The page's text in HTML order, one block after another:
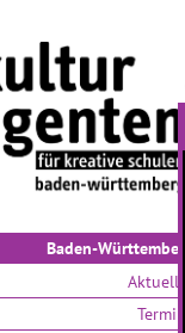
Baden-Württemberg
Aktuelles
Termine